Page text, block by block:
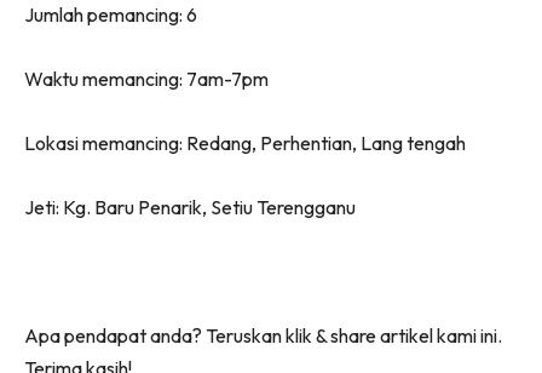
Jumlah pemancing: 6
Waktu memancing: 7am-7pm
Lokasi memancing: Redang, Perhentian, Lang tengah
Jeti: Kg. Baru Penarik, Setiu Terengganu
Apa pendapat anda? Teruskan klik & share artikel kami ini.
Terima kasih!